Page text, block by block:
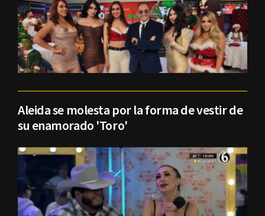
Aleida se molesta por la forma de vestir de
su enamorado 'Toro'